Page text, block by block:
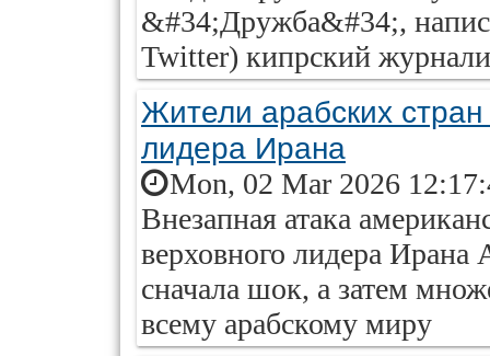
&#34;Дружба&#34;,
Twitter) кипрский
Жители арабских
лидера Ирана
Mon, 02 Mar 2026
Внезапная атака
верховного лидера
сначала шок, а затем
всему арабскому миру